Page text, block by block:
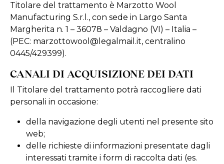
Titolare del trattamento è Marzotto Wool
Manufacturing S.r.l., con sede in Largo Santa
Margherita n. 1 – 36078 – Valdagno (VI) – Italia –
(PEC: marzottowool@legalmail.it, centralino
0445/429399).
CANALI DI ACQUISIZIONE DEI DATI
Il Titolare del trattamento potrà raccogliere dati
personali in occasione:
della navigazione degli utenti nel presente sito
web;
delle richieste di informazioni presentate dagli
interessati tramite i form di raccolta dati (es.